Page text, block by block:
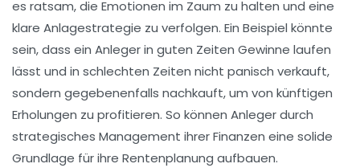
es ratsam, die Emotionen im Zaum zu halten und eine
klare Anlagestrategie zu verfolgen. Ein Beispiel könnte
sein, dass ein Anleger in guten Zeiten Gewinne laufen
lässt und in schlechten Zeiten nicht panisch verkauft,
sondern gegebenenfalls nachkauft, um von künftigen
Erholungen zu profitieren. So können Anleger durch
strategisches Management ihrer Finanzen eine solide
Grundlage für ihre Rentenplanung aufbauen.